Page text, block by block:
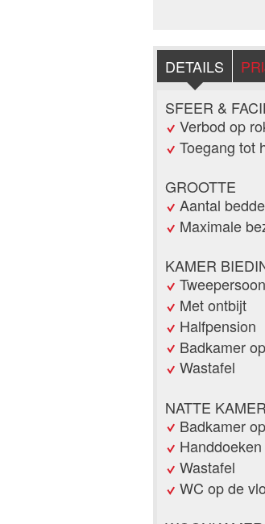
DETAILS
SFEER &
Verbod op
Toegang tot
GROOTTE
Aantal
Maximale
KAMER
Met ontbijt
Halfpension
Badkamer
Wastafel
NATTE KAMER
Badkamer
Wastafel
WC op de